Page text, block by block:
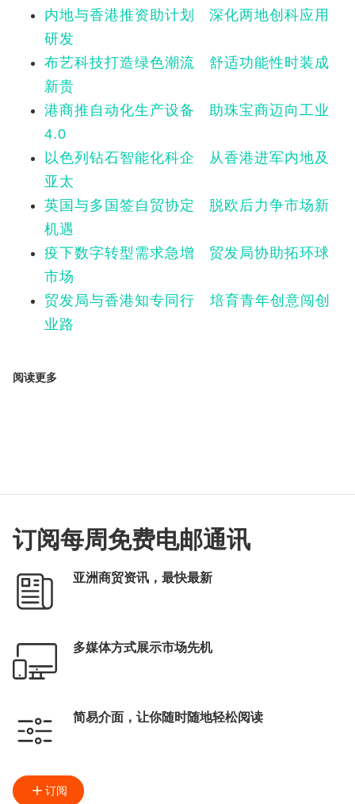
内地与香港推资助计划 深化两地创科应用
研发
布艺科技打造绿色潮流 舒适功能性时装成
新贵
港商推自动化生产设备 助珠宝商迈向工业
4.0
以色列钻石智能化科企 从香港进军内地及
亚太
英国与多国签自贸协定 脱欧后力争市场新
机遇
疫下数字转型需求急增 贸发局协助拓环球
市场
贸发局与香港知专同行 培育青年创意闯创
业路
阅读更多
订阅每周免费电邮通讯
亚洲商贸资讯，最快最新
多媒体方式展示市场先机
简易介面，让你随时随地轻松阅读
订阅